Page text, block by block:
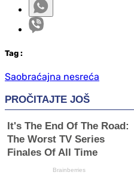
Tag :
Saobraćajna nesreća